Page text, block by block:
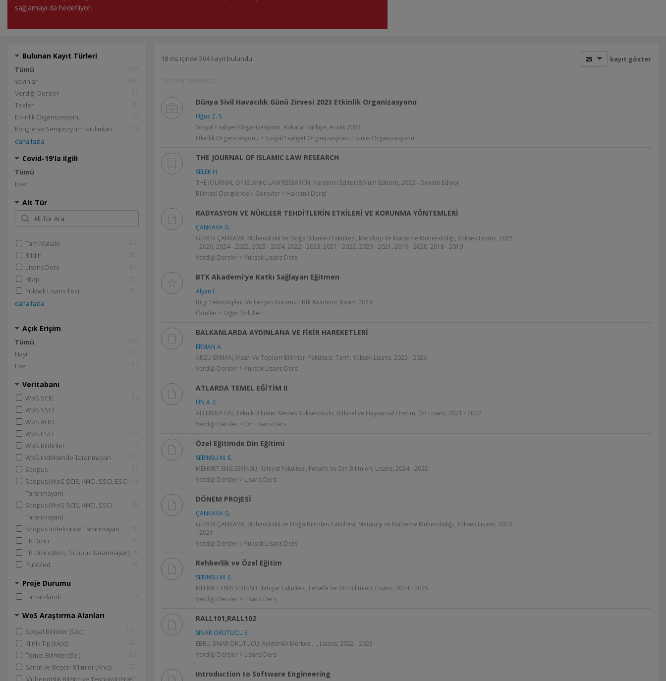
sağlamayı da hedefliyor.
Bulunan Kayıt Türleri
Tümü
Yayınlar
Verdiği Dersler
Tezler
Etkinlik Organizasyonu
Kongre ve Sempozyum Katılımları
daha fazla
Covid-19'la ilgili
Tümü
Evet
Alt Tür
Tam Makale
Bildiri
Lisans Ders
Kitap
Yüksek Lisans Tezi
daha fazla
Açık Erişim
Tümü
Hayır
Evet
Veritabanı
WoS SCIE
WoS SSCI
WoS AHCI
WoS ESCI
WoS Bildiriler
WoS Indeksinde Taranmayan
Scopus
Scopus (WoS SCIE, AHCI, SSCI, ESCI
Taranmayan)
Scopus (WoS SCIE, AHCI, SSCI
Taranmayan)
Scopus Indeksinde Taranmayan
TR Dizin
TR Dizin (WoS, Scopus Taranmayan)
PubMed
Proje Durumu
Tamamlandı
WoS Araştırma Alanları
Sosyal Bilimler (Soc)
Klinik Tıp (Med)
Temel Bilimler (Sci)
Sanat ve Beşeri Bilimler (Ahci)
Mühendislik Bilişim ve Teknoloji (Eng)
18 ms içinde 504 kayıt bulundu. kayıt göster
Dünya Sivil Havacılık Günü Zirvesi 2023 Etkinlik Organizasyonu
Uğuz Z. S.
Sosyal Faaliyet Organizasyonu, Ankara, Türkiye, Aralık 2023
Etkinlik Organizasyonu > Sosyal Faaliyet Organizasyonu Etkinlik Organizasyonu
THE JOURNAL OF ISLAMIC LAW RESEARCH
SELEK H.
THE JOURNAL OF ISLAMIC LAW RESEARCH, Yardımcı Editör/Bölüm Editörü, 2022 - Devam Ediyor
Bilimsel Dergilerdeki Görevler > Hakemli Dergi
RADYASYON VE NÜKLEER TEHDİTLERİN ETKİLERİ VE KORUNMA YÖNTEMLERİ
ÇANKAYA G.
GÜVEN ÇANKAYA, Mühendislik Ve Doğa Bilimleri Fakültesi, Metalurji Ve Malzeme Mühendisliği, Yüksek Lisans, 2025
- 2026, 2024 - 2025, 2023 - 2024, 2022 - 2023, 2021 - 2022, 2020 - 2021, 2019 - 2020, 2018 - 2019
Verdiği Dersler > Yüksek Lisans Ders
BTK Akademi'ye Katkı Sağlayan Eğitmen
Alşan İ.
Bilgi Teknolojileri Ve İletişim Kurumu - Btk Akademi, Kasım 2024
Ödüller > Diğer Ödüller
BALKANLARDA AYDINLANA VE FİKİR HAREKETLERİ
ERMAN A.
ARZU ERMAN, İnsan Ve Toplum Bilimleri Fakültesi, Tarih, Yüksek Lisans, 2025 - 2026
Verdiği Dersler > Yüksek Lisans Ders
ATLARDA TEMEL EĞİTİM II
ÜN A. E.
ALİ EKBER ÜN, Teknik Bilimler Meslek Yüksekokulu, Bitkisel ve Hayvansal Üretim, Ön Lisans, 2021 - 2022
Verdiği Dersler > Ön Lisans Ders
Özel Eğitimde Din Eğitimi
SERİNSU M. E.
MEHMET ENİS SERİNSU, İlahiyat Fakültesi, Felsefe Ve Din Bilimleri, Lisans, 2024 - 2025
Verdiği Dersler > Lisans Ders
DÖNEM PROJESİ
ÇANKAYA G.
GÜVEN ÇANKAYA, Mühendislik ve Doğa Bilimleri Fakültesi, Metalurji ve Malzeme Mühendisliği, Yüksek Lisans, 2020
- 2021
Verdiği Dersler > Yüksek Lisans Ders
Rehberlik ve Özel Eğitim
SERİNSU M. E.
MEHMET ENİS SERİNSU, İlahiyat Fakültesi, Felsefe Ve Din Bilimleri, Lisans, 2024 - 2025
Verdiği Dersler > Lisans Ders
RALL101,RALL102
SINAR OKUTUCU E.
EBRU SINAR OKUTUCU, Rektörlük Merkezi, -, Lisans, 2022 - 2023
Verdiği Dersler > Lisans Ders
Introduction to Software Engineering